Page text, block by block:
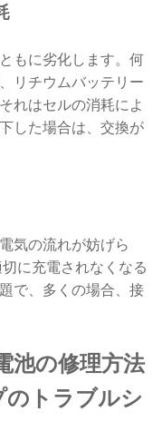
もに劣化します。何
リチウムバッテリー
れはセルの消耗によ
した場合は、交換が
気の流れが妨げら
に充電されなくなる
で、多くの場合、接
池の修理方法
トラブルシ